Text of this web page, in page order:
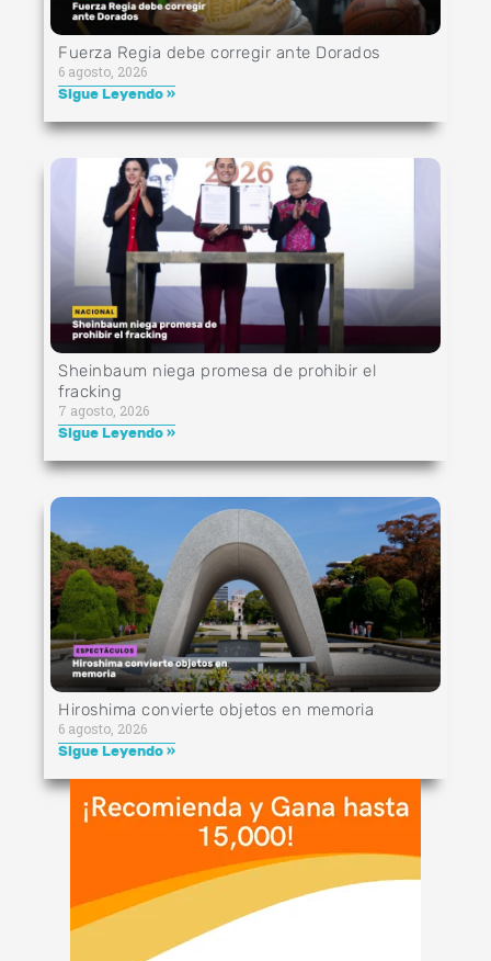
Fuerza Regia debe corregir ante Dorados
6 agosto, 2026
Sigue Leyendo »
Sheinbaum niega promesa de prohibir el
fracking
7 agosto, 2026
Sigue Leyendo »
Hiroshima convierte objetos en memoria
6 agosto, 2026
Sigue Leyendo »